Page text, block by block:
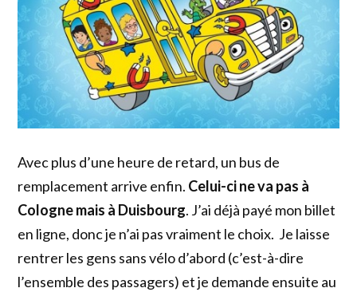
Avec plus d’une heure de retard, un bus de
remplacement arrive enfin. Celui-ci ne va pas à
Cologne mais à Duisbourg. J’ai déjà payé mon billet
en ligne, donc je n’ai pas vraiment le choix. Je laisse
rentrer les gens sans vélo d’abord (c’est-à-dire
l’ensemble des passagers) et je demande ensuite au